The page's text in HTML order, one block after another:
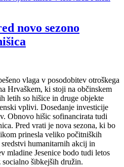
novo sezono
vlaga v posodobitev otroškega
Hrvaškem, ki stoji na občinskem
letih so hišice in druge objekte
vplivi. Dosedanje investicije
Obnovo hišic sofinancirata tudi
Pred vrati je nova sezona, ki bo
prinesla veliko počitniških
humanitarnih akcij in
mladine Jesenice bodo tudi letos
šibkejših družin.